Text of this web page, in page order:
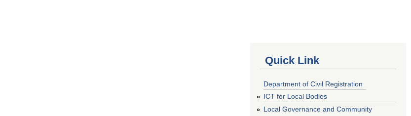
Quick Link
Department of Civil Registration
ICT for Local Bodies
Local Governance and Community